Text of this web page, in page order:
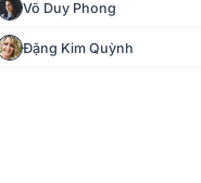
Võ Duy Phong
Đặng Kim Quỳnh